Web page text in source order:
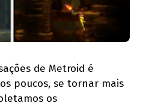
de Metroid é
poucos, se tornar mais
os